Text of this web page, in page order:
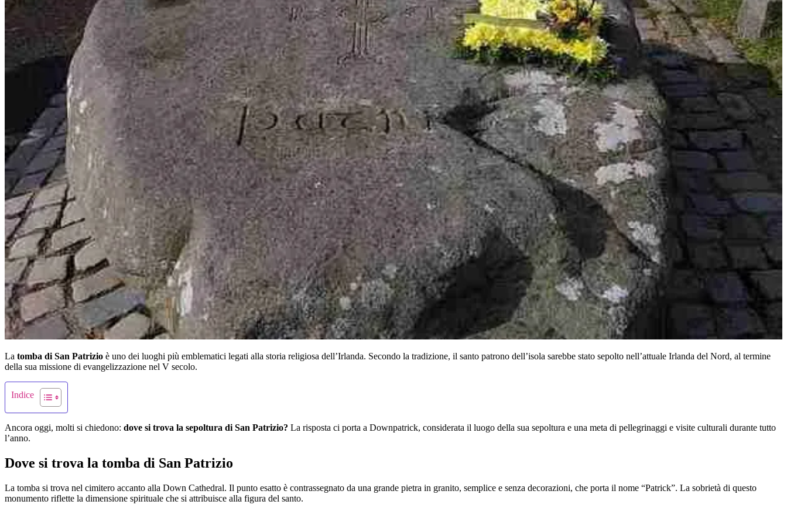
La tomba di San Patrizio è uno dei luoghi più emblematici legati alla storia religiosa dell’Irlanda. Secondo la tradizione, il santo patrono dell’isola sarebbe stato sepolto nell’attuale Irlanda del Nord, al termine
della sua missione di evangelizzazione nel V secolo.
Indice
Ancora oggi, molti si chiedono: dove si trova la sepoltura di San Patrizio? La risposta ci porta a Downpatrick, considerata il luogo della sua sepoltura e una meta di pellegrinaggi e visite culturali durante tutto
l’anno.
Dove si trova la tomba di San Patrizio
La tomba si trova nel cimitero accanto alla Down Cathedral. Il punto esatto è contrassegnato da una grande pietra in granito, semplice e senza decorazioni, che porta il nome “Patrick”. La sobrietà di questo
monumento riflette la dimensione spirituale che si attribuisce alla figura del santo.